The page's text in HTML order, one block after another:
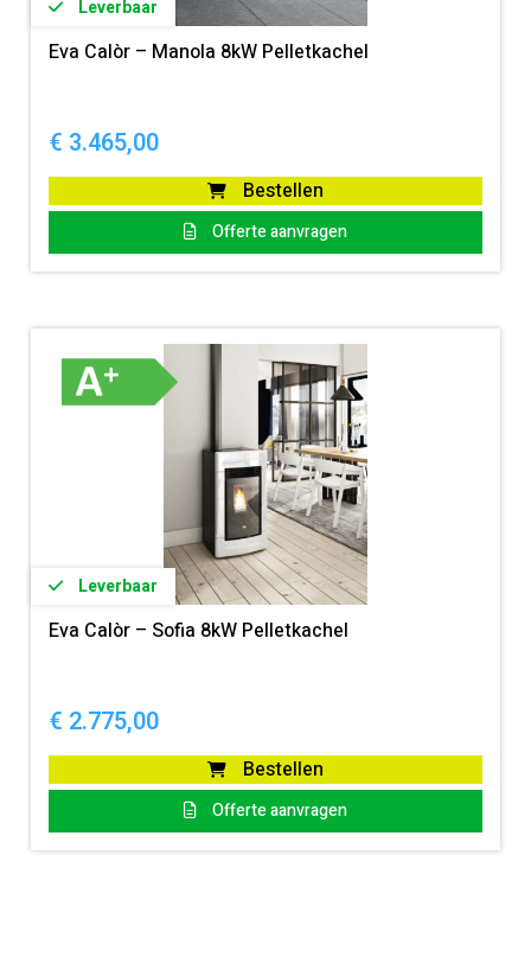
Optioneel
A+
Te verwarmen m³
Leverbaar
Eva Calòr – Manola 8kW Pelletkachel
€ 3.465,00
Bestellen
Offerte aanvragen
Leverbaar
Eva Calòr – Sofia 8kW Pelletkachel
€ 2.775,00
Bestellen
Offerte aanvragen